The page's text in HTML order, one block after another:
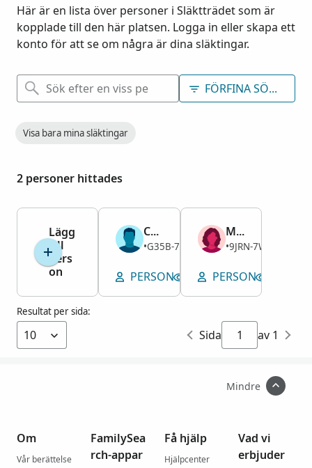
Här är en lista över personer i Släktträdet som är
kopplade till den här platsen. Logga in eller skapa ett
konto för att se om några är dina släktingar.
FÖRFINA SÖKNING
Visa bara mina släktingar
2 personer hittades
Lägg
till
pers
on
Chester Hilmes
Man
1929–
•G35B-7RH
PERSON VISA GRAVPLATS
Mary Alice McCallum
Kvinna
1894–1914
•9JRN-7W5
PERSON
Resultat per sida:
Sida av 1
Mindre
Om
Vår berättelse
FamilySea
rch-appar
Få hjälp
Hjälpcenter
Vad vi
erbjuder